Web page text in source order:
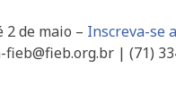
de maio – Inscreva-se
fieb@fieb.org.br | (71)